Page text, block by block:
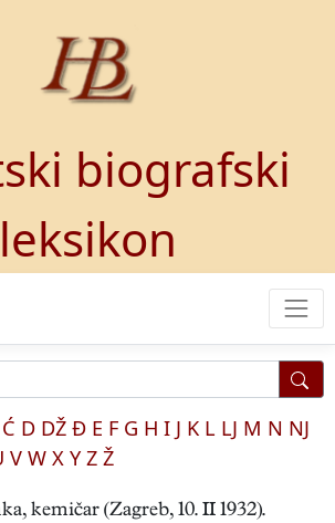
biografski
leksikon
Ć D DŽ Đ E F G H I J K L LJ M N NJ
V W X Y Z Ž
kemičar (Zagreb, 10. II 1932).